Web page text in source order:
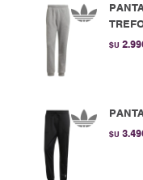
$U
$U